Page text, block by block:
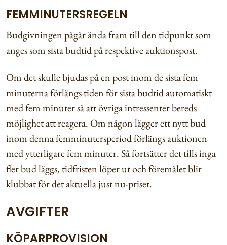
FEMMINUTERSREGELN
Budgivningen pågår ända fram till den tidpunkt som
anges som sista budtid på respektive auktionspost.
Om det skulle bjudas på en post inom de sista fem
minuterna förlängs tiden för sista budtid automatiskt
med fem minuter så att övriga intressenter bereds
möjlighet att reagera. Om någon lägger ett nytt bud
inom denna femminutersperiod förlängs auktionen
med ytterligare fem minuter. Så fortsätter det tills inga
fler bud läggs, tidfristen löper ut och föremålet blir
klubbat för det aktuella just nu-priset.
AVGIFTER
KÖPARPROVISION